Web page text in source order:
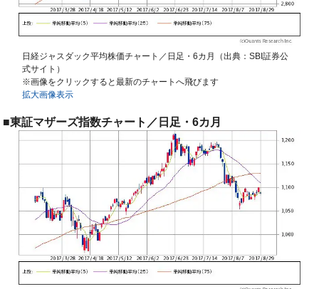
日経ジャスダック平均株価チャート／日足・6カ月（出典：SBI証券公
式サイト）
※画像をクリックすると最新のチャートへ飛びます
拡大画像表示
■東証マザーズ指数チャート／日足・6カ月